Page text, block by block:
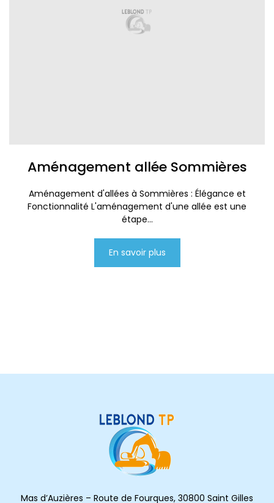
Aménagement allée Sommières
Aménagement d'allées à Sommières : Élégance et
Fonctionnalité L'aménagement d'une allée est une
étape...
En savoir plus
Mas d’Auzières – Route de Fourques, 30800 Saint Gilles